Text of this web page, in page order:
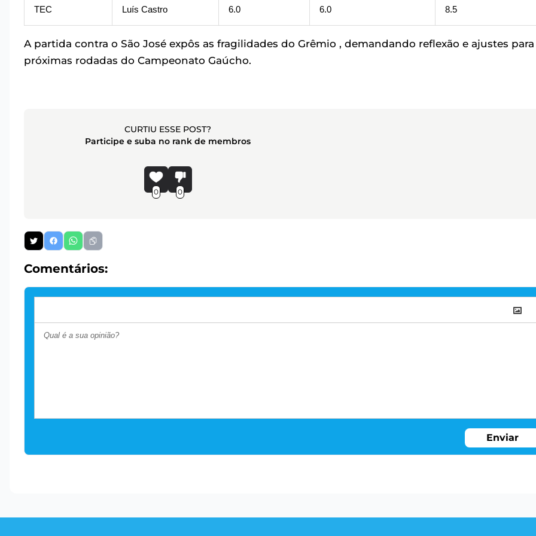
TEC Luís Castro 6.0 6.0 8.5
A partida contra o São José expôs as fragilidades do Grêmio , demandando reflexão e ajustes para
próximas rodadas do Campeonato Gaúcho.
CURTIU ESSE POST?
Participe e suba no rank de membros
0 0
Comentários:
Enviar